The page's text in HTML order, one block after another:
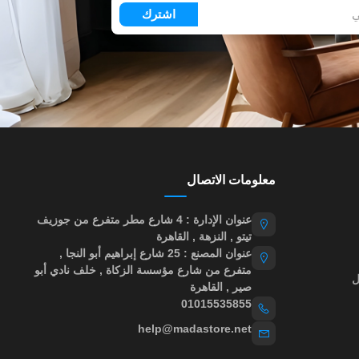
اشترك
معلومات الاتصال
عنوان الإدارة : 4 شارع مطر متفرع من جوزيف
تيتو , النزهة , القاهرة
عنوان المصنع : 25 شارع إبراهيم أبو النجا ,
متفرع من شارع مؤسسة الزكاة , خلف نادي أبو
صير , القاهرة
01015535855
help@madastore.net